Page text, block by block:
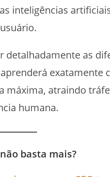
inteligências
as
exatamente
máxima, atraindo
humana.
basta mais?